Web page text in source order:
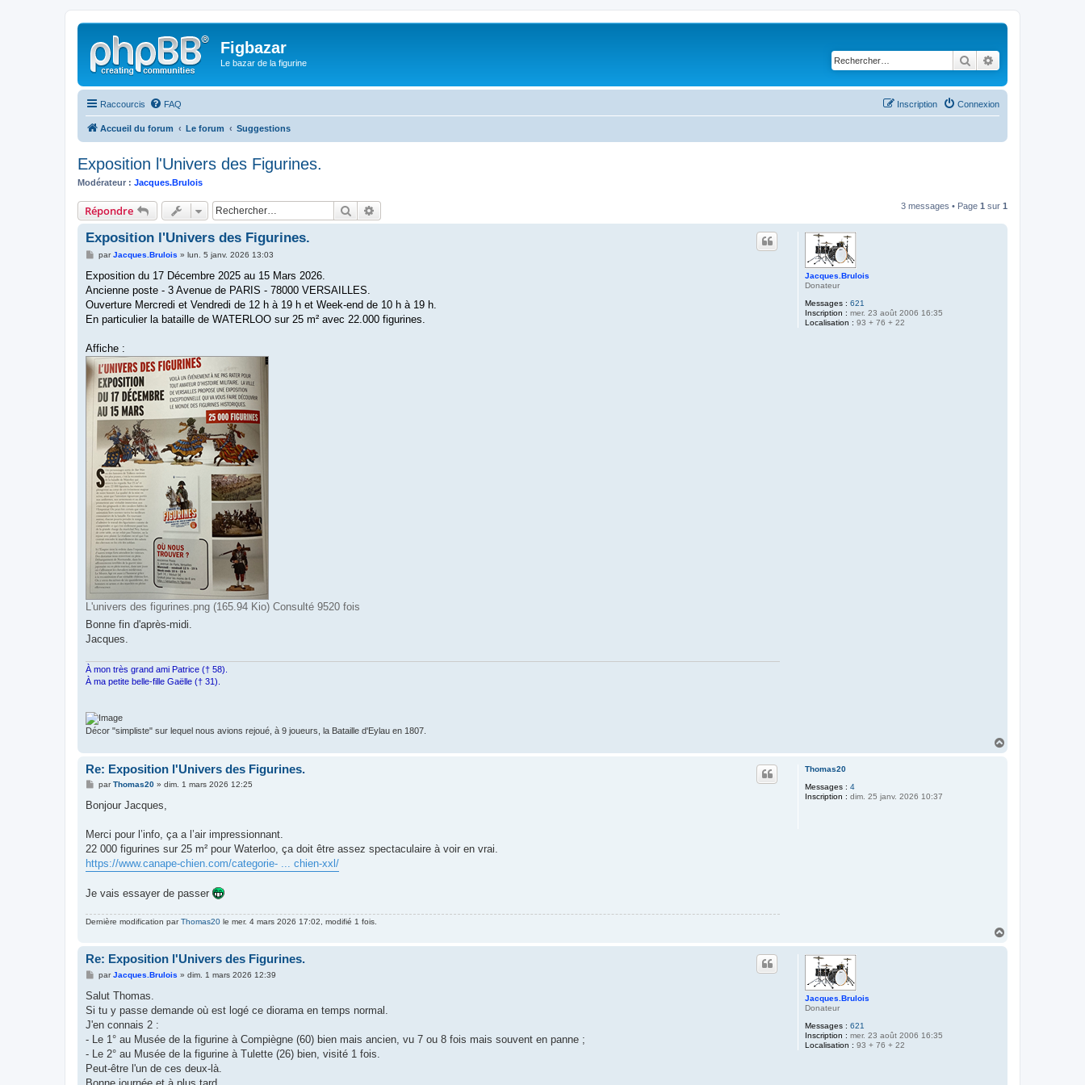
Figbazar
Le bazar de la figurine Rechercher
Raccourcis FAQ Connexion
Inscription
Accueil du forum Le forum Suggestions
Exposition l'Univers des Figurines.
Modérateur : Jacques.Brulois
Répondre Rechercher 3 messages • Page 1 sur 1
Jacques.Brulois
Donateur
Messages : 621
Inscription : mer. 23 août 2006 16:35
Localisation : 93 + 76 + 22
Exposition l'Univers des Figurines.
M
s
s
a
g
parJacques.Brulois » lun. 5 janv. 2026 13:03
Exposition du 17 Décembre 2025 au 15 Mars 2026.
Ancienne poste - 3 Avenue de PARIS - 78000 VERSAILLES.
Ouverture Mercredi et Vendredi de 12 h à 19 h et Week-end de 10 h à 19 h.
En particulier la bataille de WATERLOO sur 25 m² avec 22.000 figurines.
Affiche :
L'univers des figurines.png (165.94 Kio) Consulté 9520 fois
Bonne fin d'après-midi.
Jacques.
À mon très grand ami Patrice († 58).
À ma petite belle-fille Gaëlle († 31).
Décor "simpliste" sur lequel nous avions rejoué, à 9 joueurs, la Bataille d'Eylau en 1807.
Thomas20
Messages : 4
Inscription : dim. 25 janv. 2026 10:37
Re: Exposition l'Univers des Figurines.
M
s
g
parThomas20» dim. 1 mars 2026 12:25
Bonjour Jacques,
Merci pour l’info, ça a l’air impressionnant.
22 000 figurines sur 25 m² pour Waterloo, ça doit être assez spectaculaire à voir en vrai.
https://www.canape-chien.com/categorie- ... chien-xxl/
Je vais essayer de passer
Dernière modification parThomas20 le mer. 4 mars 2026 17:02, modifié 1 fois.
Jacques.Brulois
Donateur
Messages : 621
Inscription : mer. 23 août 2006 16:35
Localisation : 93 + 76 + 22
Re: Exposition l'Univers des Figurines.
M
s
a
g
parJacques.Brulois » dim. 1 mars 2026 12:39
Salut Thomas.
Si tu y passe demande où est logé ce diorama en temps normal.
J'en connais 2 :
- Le 1° au Musée de la figurine à Compiègne (60) bien mais ancien, vu 7 ou 8 fois mais souvent en panne ;
- Le 2° au Musée de la figurine à Tulette (26) bien, visité 1 fois.
Peut-être l'un de ces deux-là.